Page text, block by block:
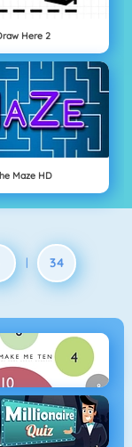
Here 2
Maze HD
| 34